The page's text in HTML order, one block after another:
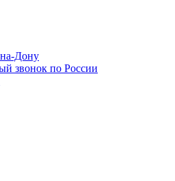
на-Дону
звонок по России